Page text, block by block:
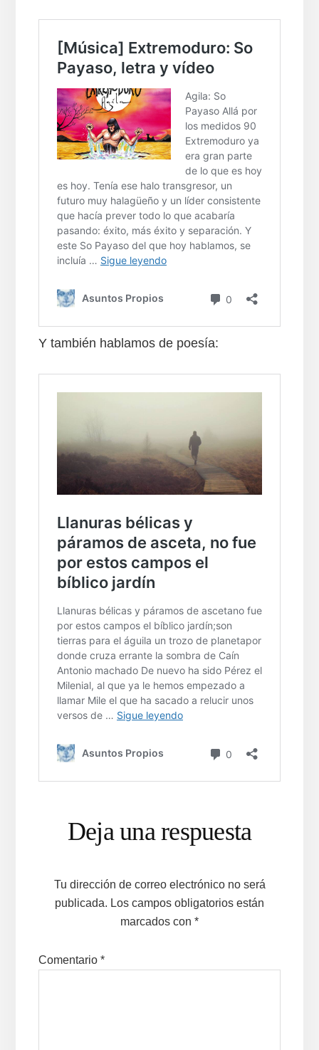
Y también hablamos de poesía:
con
los
lectores
Deja una respuesta
Tu dirección de correo electrónico no será
publicada. Los campos obligatorios están
marcados con *
Comentario *